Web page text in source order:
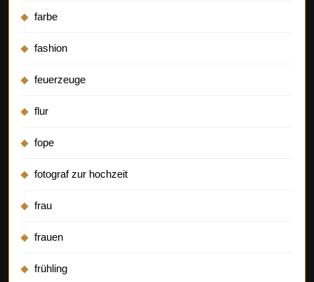
farbe
fashion
feuerzeuge
flur
fope
fotograf zur hochzeit
frau
frauen
frühling